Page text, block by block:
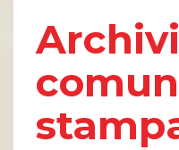
AZIENDA
Management
Bilanci e relazioni
intermedie